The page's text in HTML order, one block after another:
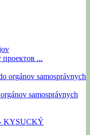
проектов ...
samosprávnych